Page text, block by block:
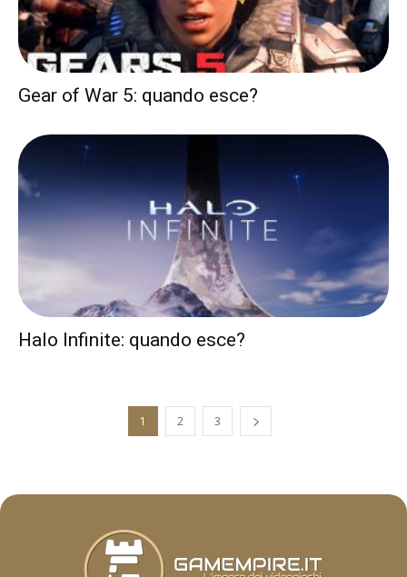
Gear of War 5: quando esce?
Halo Infinite: quando esce?
1 2 3